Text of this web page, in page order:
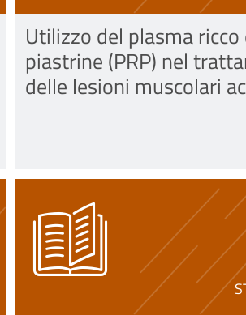
Utilizzo del plasma ricco
piastrine (PRP) nel
delle lesioni muscolari